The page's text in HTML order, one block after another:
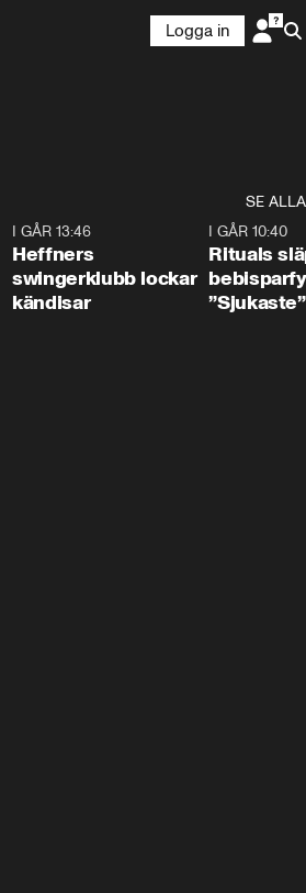
Logga in
SE ALLA
I GÅR 13:46
Heffners
swingerklubb lockar
kändisar
I GÅR 10:40
Rituals
”Sjukaste”